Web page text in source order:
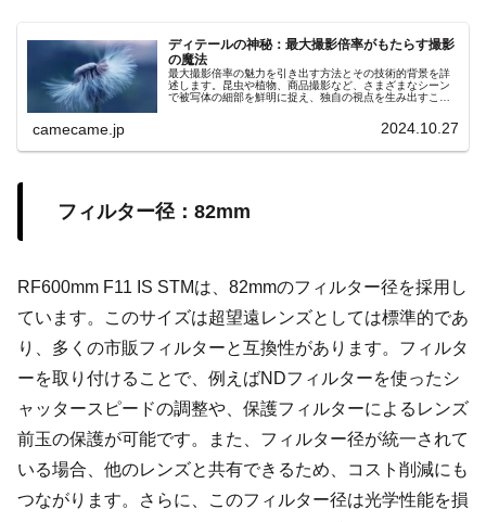
ディテールの神秘：最大撮影倍率がもたらす撮影
の魔法
最大撮影倍率の魅力を引き出す方法とその技術的背景を詳
述します。昆虫や植物、商品撮影など、さまざまなシーン
で被写体の細部を鮮明に捉え、独自の視点を生み出すこの
ートフォーカスなどの他の技術との連携で、安定した高品
質な画像が得られ、観察者に新たな視覚体験を提供しま
camecame.jp 2024.10.27
フィルター径：82mm
RF600mm F11 IS STMは、82mmのフィルター径を採用し
ています。このサイズは超望遠レンズとしては標準的であ
り、多くの市販フィルターと互換性があります。フィルタ
ーを取り付けることで、例えばNDフィルターを使ったシ
ャッタースピードの調整や、保護フィルターによるレンズ
前玉の保護が可能です。また、フィルター径が統一されて
いる場合、他のレンズと共有できるため、コスト削減にも
つながります。さらに、このフィルター径は光学性能を損